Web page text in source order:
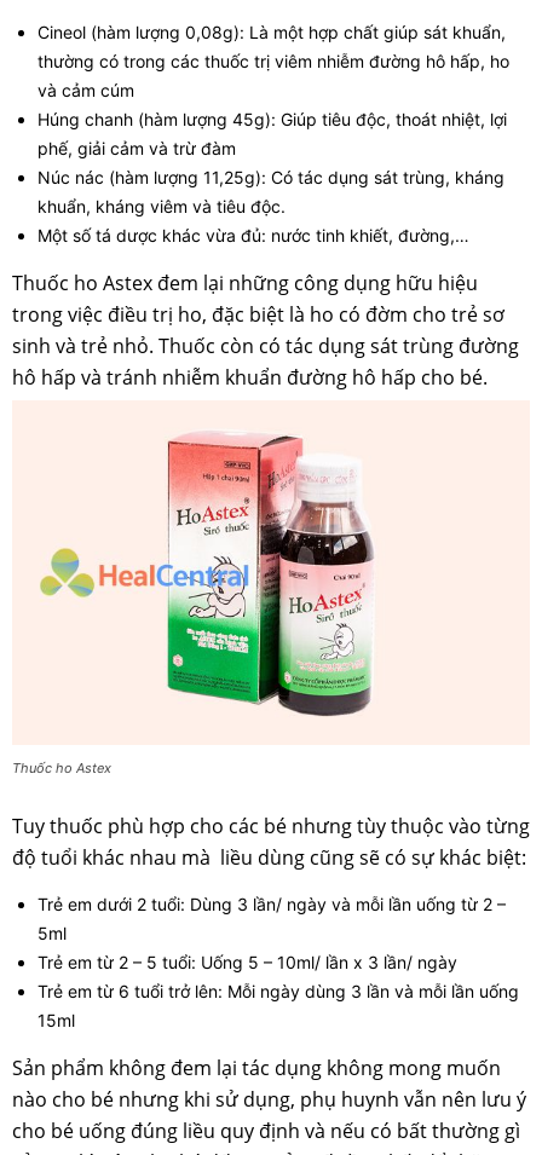
Cineol (hàm lượng 0,08g): Là một hợp chất giúp sát khuẩn,
thường có trong các thuốc trị viêm nhiễm đường hô hấp, ho
và cảm cúm
Húng chanh (hàm lượng 45g): Giúp tiêu độc, thoát nhiệt, lợi
phế, giải cảm và trừ đàm
Núc nác (hàm lượng 11,25g): Có tác dụng sát trùng, kháng
khuẩn, kháng viêm và tiêu độc.
Một số tá dược khác vừa đủ: nước tinh khiết, đường,…
Thuốc ho Astex đem lại những công dụng hữu hiệu
trong việc điều trị ho, đặc biệt là ho có đờm cho trẻ sơ
sinh và trẻ nhỏ. Thuốc còn có tác dụng sát trùng đường
hô hấp và tránh nhiễm khuẩn đường hô hấp cho bé.
Thuốc ho Astex
Tuy thuốc phù hợp cho các bé nhưng tùy thuộc vào từng
độ tuổi khác nhau mà liều dùng cũng sẽ có sự khác biệt:
Trẻ em dưới 2 tuổi: Dùng 3 lần/ ngày và mỗi lần uống từ 2 –
5ml
Trẻ em từ 2 – 5 tuổi: Uống 5 – 10ml/ lần x 3 lần/ ngày
Trẻ em từ 6 tuổi trở lên: Mỗi ngày dùng 3 lần và mỗi lần uống
15ml
Sản phẩm không đem lại tác dụng không mong muốn
nào cho bé nhưng khi sử dụng, phụ huynh vẫn nên lưu ý
cho bé uống đúng liều quy định và nếu có bất thường gì